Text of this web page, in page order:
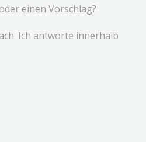
einen Vorschlag?
Ich antworte innerhalb